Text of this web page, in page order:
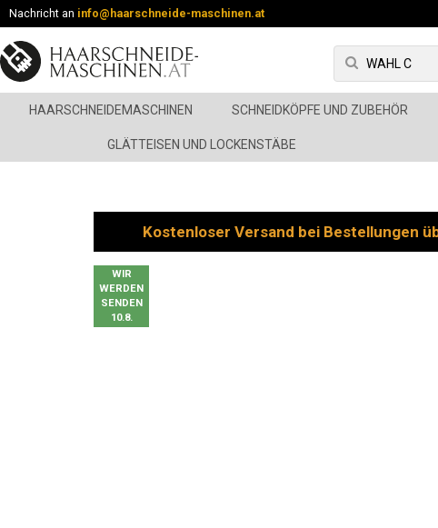
Nachricht an info@haarschneide-maschinen.at
HAARSCHNEIDEMASCHINEN SCHNEIDKÖPFE UND ZUBEHÖR
GLÄTTEISEN UND LOCKENSTÄBE
Kostenloser Versand bei Bestellungen
WIR
WERDEN
SENDEN
10.8.